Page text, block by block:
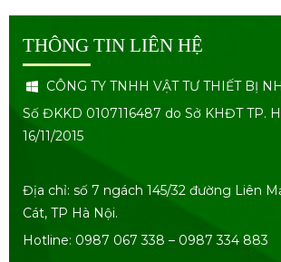
THÔNG TIN LIÊN HỆ
CÔNG TY TNHH VẬT TƯ THIẾT BỊ
Số ĐKKD 0107116487 do Sở KHĐT TP.
16/11/2015
Địa chỉ: số 7 ngách 145/32 đường Liên
Cát, TP Hà Nội.
Hotline: 0987 067 338 – 0987 334 883